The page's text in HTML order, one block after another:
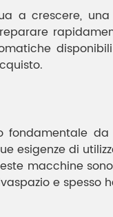
a crescere,
fondamentale
di
macchine
e